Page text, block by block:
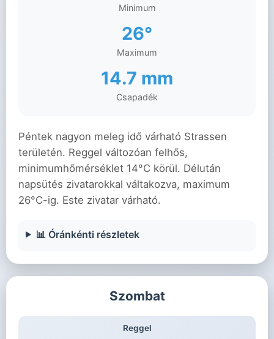
Minimum
26°
Maximum
14.7 mm
Csapadék
Péntek nagyon meleg idő várható Strassen
területén. Reggel változóan felhős,
minimumhőmérséklet 14°C körül. Délután
napsütés zivatarokkal váltakozva, maximum
26°C-ig. Este zivatar várható.
📊 Óránkénti részletek
Szombat
Reggel